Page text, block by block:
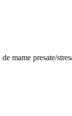
mame presate/